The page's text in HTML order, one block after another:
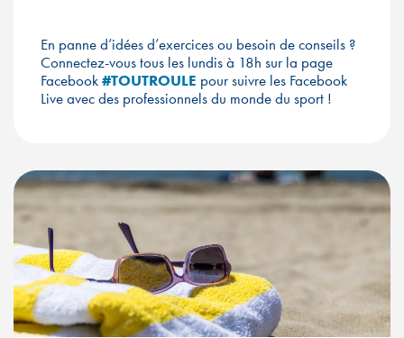
En panne d’idées d’exercices ou besoin de conseils ?
Connectez-vous tous les lundis à 18h sur la page
Facebook#TOUTROULE pour suivre les Facebook
Live avec des professionnels du monde du sport !